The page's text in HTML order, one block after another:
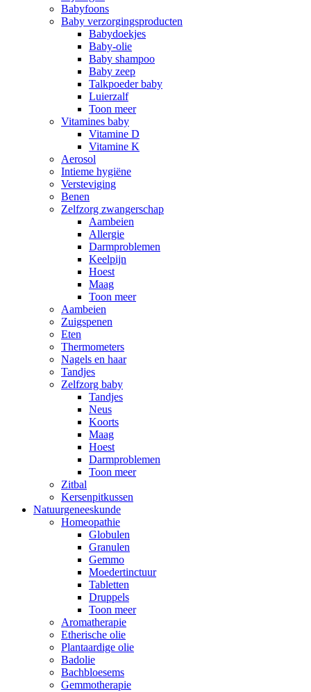
Babyfoons
Baby verzorgingsproducten
Babydoekjes
Baby-olie
Baby shampoo
Baby zeep
Talkpoeder baby
Luierzalf
Toon meer
Vitamines baby
Vitamine D
Vitamine K
Aerosol
Intieme hygiëne
Versteviging
Benen
Zelfzorg zwangerschap
Aambeien
Allergie
Darmproblemen
Keelpijn
Hoest
Maag
Toon meer
Aambeien
Zuigspenen
Eten
Thermometers
Nagels en haar
Tandjes
Zelfzorg baby
Tandjes
Neus
Koorts
Maag
Hoest
Darmproblemen
Toon meer
Zitbal
Kersenpitkussen
Natuurgeneeskunde
Homeopathie
Globulen
Granulen
Gemmo
Moedertinctuur
Tabletten
Druppels
Toon meer
Aromatherapie
Etherische olie
Plantaardige olie
Badolie
Bachbloesems
Gemmotherapie